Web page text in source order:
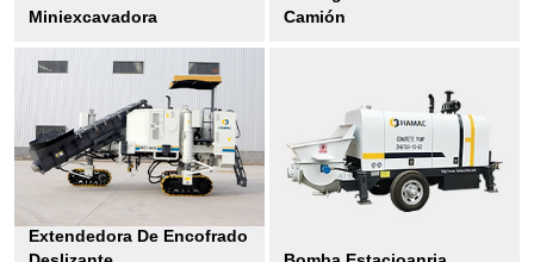
Miniexcavadora
Camión
Extendedora De Encofrado